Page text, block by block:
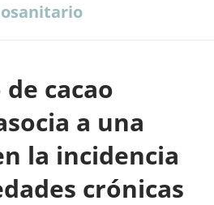
cacao
a una
la incidencia
crónicas